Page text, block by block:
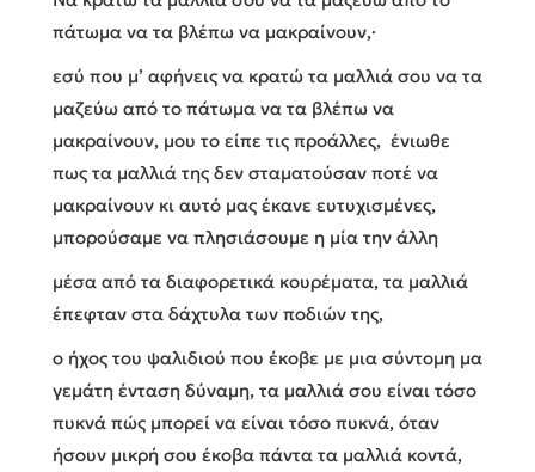
πάτωμα να τα βλέπω να μακραίνουν,·
εσύ που μ’ αφήνεις να κρατώ τα μαλλιά σου να τα
μαζεύω από το πάτωμα να τα βλέπω να
μακραίνουν, μου το είπε τις προάλλες, ένιωθε
πως τα μαλλιά της δεν σταματούσαν ποτέ να
μακραίνουν κι αυτό μας έκανε ευτυχισμένες,
μπορούσαμε να πλησιάσουμε η μία την άλλη
μέσα από τα διαφορετικά κουρέματα, τα μαλλιά
έπεφταν στα δάχτυλα των ποδιών της,
ο ήχος του ψαλιδιού που έκοβε με μια σύντομη μα
γεμάτη ένταση δύναμη, τα μαλλιά σου είναι τόσο
πυκνά πώς μπορεί να είναι τόσο πυκνά, όταν
ήσουν μικρή σου έκοβα πάντα τα μαλλιά κοντά,